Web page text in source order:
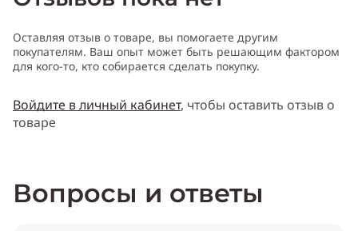
Оставляя отзыв о товаре, вы помогаете другим
покупателям. Ваш опыт может быть решающим фактором
для кого-то, кто собирается сделать покупку.
Войдите в личный кабинет, чтобы оставить отзыв о
товаре
Вопросы и ответы